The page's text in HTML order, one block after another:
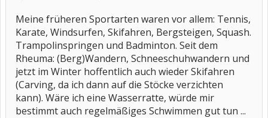
Meine früheren Sportarten waren vor allem: Tennis,
Karate, Windsurfen, Skifahren, Bergsteigen, Squash.
Trampolinspringen und Badminton. Seit dem
Rheuma: (Berg)Wandern, Schneeschuhwandern und
jetzt im Winter hoffentlich auch wieder Skifahren
(Carving, da ich dann auf die Stöcke verzichten
kann). Wäre ich eine Wasserratte, würde mir
bestimmt auch regelmäßiges Schwimmen gut tun ...